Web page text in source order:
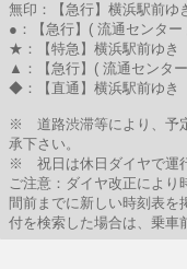
無印：【急行】横浜駅前ゆ
●：【急行】( 流通センター
★：【特急】横浜駅前ゆき
▲：【急行】( 流通センタ
◆：【直通】横浜駅前ゆき
※ 道路渋滞等により、予
承下さい。
※ 祝日は休日ダイヤで運
ご注意：ダイヤ改正により
間前までに新しい時刻表を
付を検索した場合は、乗車